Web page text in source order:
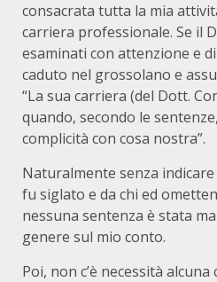
consacrata tutta la mia
carriera professionale. Se il
esaminati con attenzione e
caduto nel grossolano e
“La sua carriera (del Dott.
quando, secondo le
complicità con cosa nostra”.
Naturalmente senza
fu siglato e da chi ed
nessuna sentenza è stata
genere sul mio conto.
Poi, non c’è necessità